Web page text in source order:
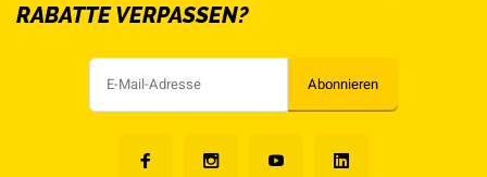
RABATTE VERPASSEN?
Abonnieren